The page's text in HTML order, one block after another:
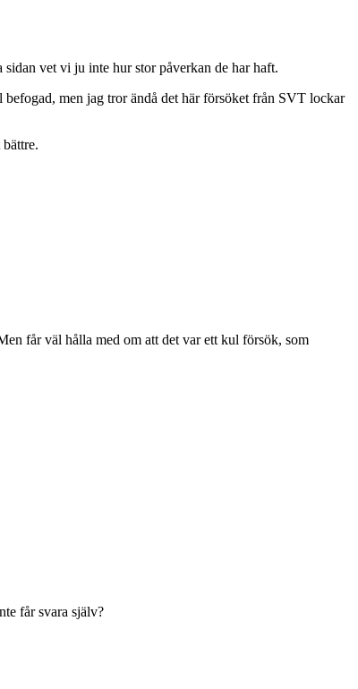
vet vi ju inte hur stor påverkan de har haft.
men jag tror ändå det här försöket från SVT lockar
får väl hålla med om att det var ett kul försök, som
får svara själv?